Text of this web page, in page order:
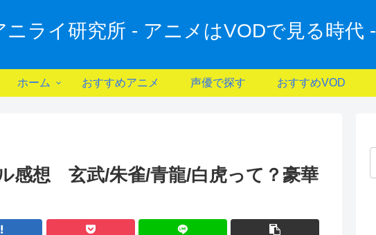
ニライ研究所 - アニメはVODで見る時代 -
ホーム おすすめアニメ 声優で探す おすすめVOD
感想 玄武/朱雀/青龍/白虎って？豪華